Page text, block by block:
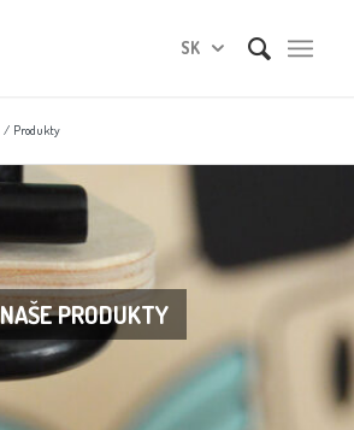
SK
/ Produkty
NAŠE PRODUKTY